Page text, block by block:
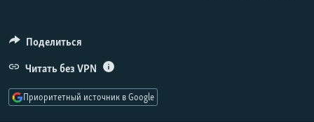
ПОДПИШИТЕСЬ НА РАССЫЛКУ
СОЦИАЛЬНЫЕ СЕТИ
Поделиться
Читать без VPN
Приоритетный источник в Google